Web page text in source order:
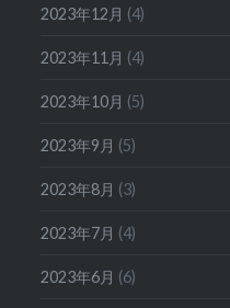
2023年12月 (4)
2023年11月 (4)
2023年10月 (5)
2023年9月 (5)
2023年8月 (3)
2023年7月 (4)
2023年6月 (6)